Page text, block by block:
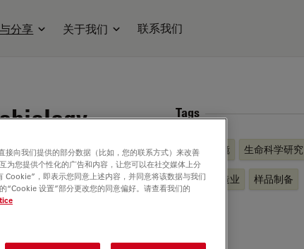
分享 关于我们 联系我们
Tags
光学显微镜 生命科学研究
工业和制造业 样品制备
向我们提供的部分数据（比如，您的联系方式）来改善
为您提供个性化的广告和内容，让您可以在社交媒体上分
，即表示您同意上述内容，并同意将该数据与我们
“Cookie 设置”部分更改您的同意偏好。请查看我们的